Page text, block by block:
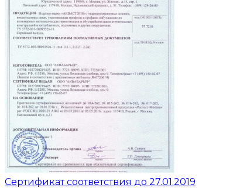
Сертификат соответствия до 27.01.2019